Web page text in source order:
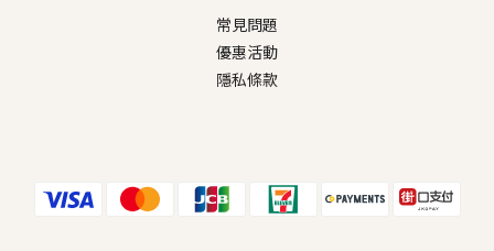
常見問題
優惠活動
隱私條款